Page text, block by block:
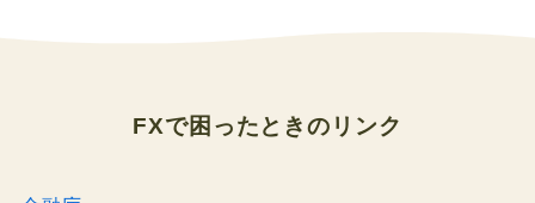
FXで困ったときのリンク